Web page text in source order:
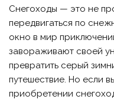
Снегоходы — это не
передвигаться по
окно в мир
завораживают своей
превратить серый
путешествие. Но если
приобретении